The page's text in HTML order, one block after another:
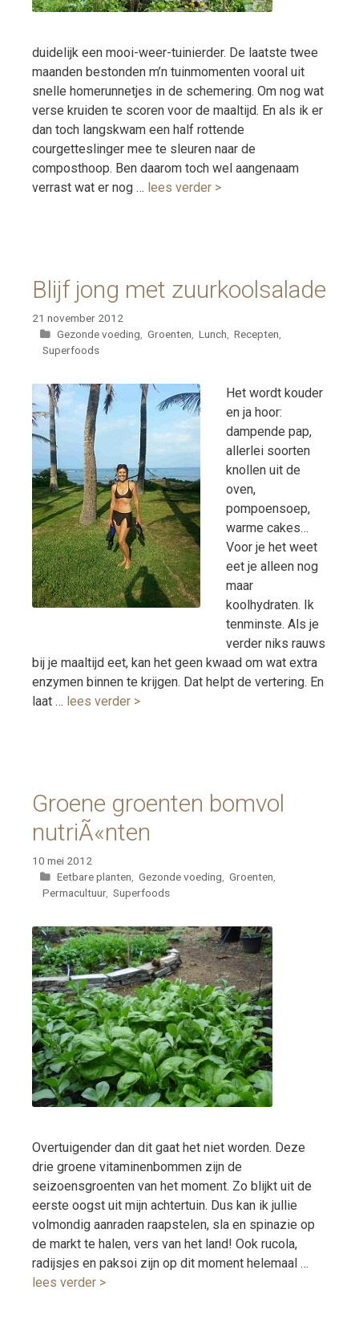
duidelijk een mooi-weer-tuinierder. De laatste twee
maanden bestonden m’n tuinmomenten vooral uit
snelle homerunnetjes in de schemering. Om nog wat
verse kruiden te scoren voor de maaltijd. En als ik er
dan toch langskwam een half rottende
courgetteslinger mee te sleuren naar de
composthoop. Ben daarom toch wel aangenaam
verrast wat er nog … lees verder >
Blijf jong met zuurkoolsalade
21 november 2012
Categorieën
Gezonde voeding Groenten Lunch Recepten
Superfoods
Het wordt kouder
en ja hoor:
dampende pap,
allerlei soorten
knollen uit de
oven,
pompoensoep,
warme cakes…
Voor je het weet
eet je alleen nog
maar
koolhydraten. Ik
tenminste. Als je
verder niks rauws
bij je maaltijd eet, kan het geen kwaad om wat extra
enzymen binnen te krijgen. Dat helpt de vertering. En
laat … lees verder >
Groene groenten bomvol
nutriÃ«nten
10 mei 2012
Categorieën
Eetbare planten Gezonde voeding Groenten
Permacultuur, Superfoods
Overtuigender dan dit gaat het niet worden. Deze
drie groene vitaminenbommen zijn de
seizoensgroenten van het moment. Zo blijkt uit de
eerste oogst uit mijn achtertuin. Dus kan ik jullie
volmondig aanraden raapstelen, sla en spinazie op
de markt te halen, vers van het land! Ook rucola,
radijsjes en paksoi zijn op dit moment helemaal …
lees verder >